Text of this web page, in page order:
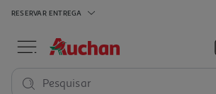
RESERVAR ENTREGA
Pesquisar